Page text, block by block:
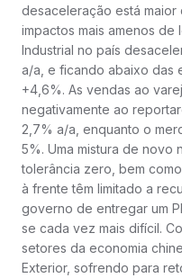
desaceleração está
impactos mais amenos
Industrial no país
a/a, e ficando abaixo das
+4,6%. As vendas ao
negativamente ao
2,7% a/a, enquanto o
5%. Uma mistura de
tolerância zero, bem
à frente têm limitado a
governo de entregar um
se cada vez mais difícil.
setores da economia
Exterior, sofrendo para